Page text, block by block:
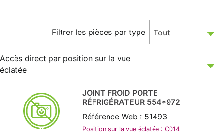
Filtrer les pièces par type Tout
Accès direct par position sur la vue
éclatée
JOINT FROID PORTE
RÉFRIGÉRATEUR 554*972
Référence Web : 51493
Position sur la vue éclatée : C014